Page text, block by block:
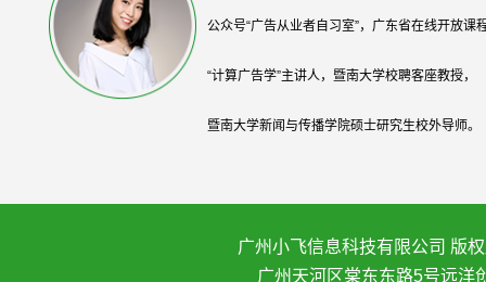
公众号“广告从业者自习室”，广东省在线开放课
“计算广告学”主讲人，暨南大学校聘客座教授，
暨南大学新闻与传播学院硕士研究生校外导师。
广州小飞信息科技有限公司 版
广州天河区棠东东路5号远洋